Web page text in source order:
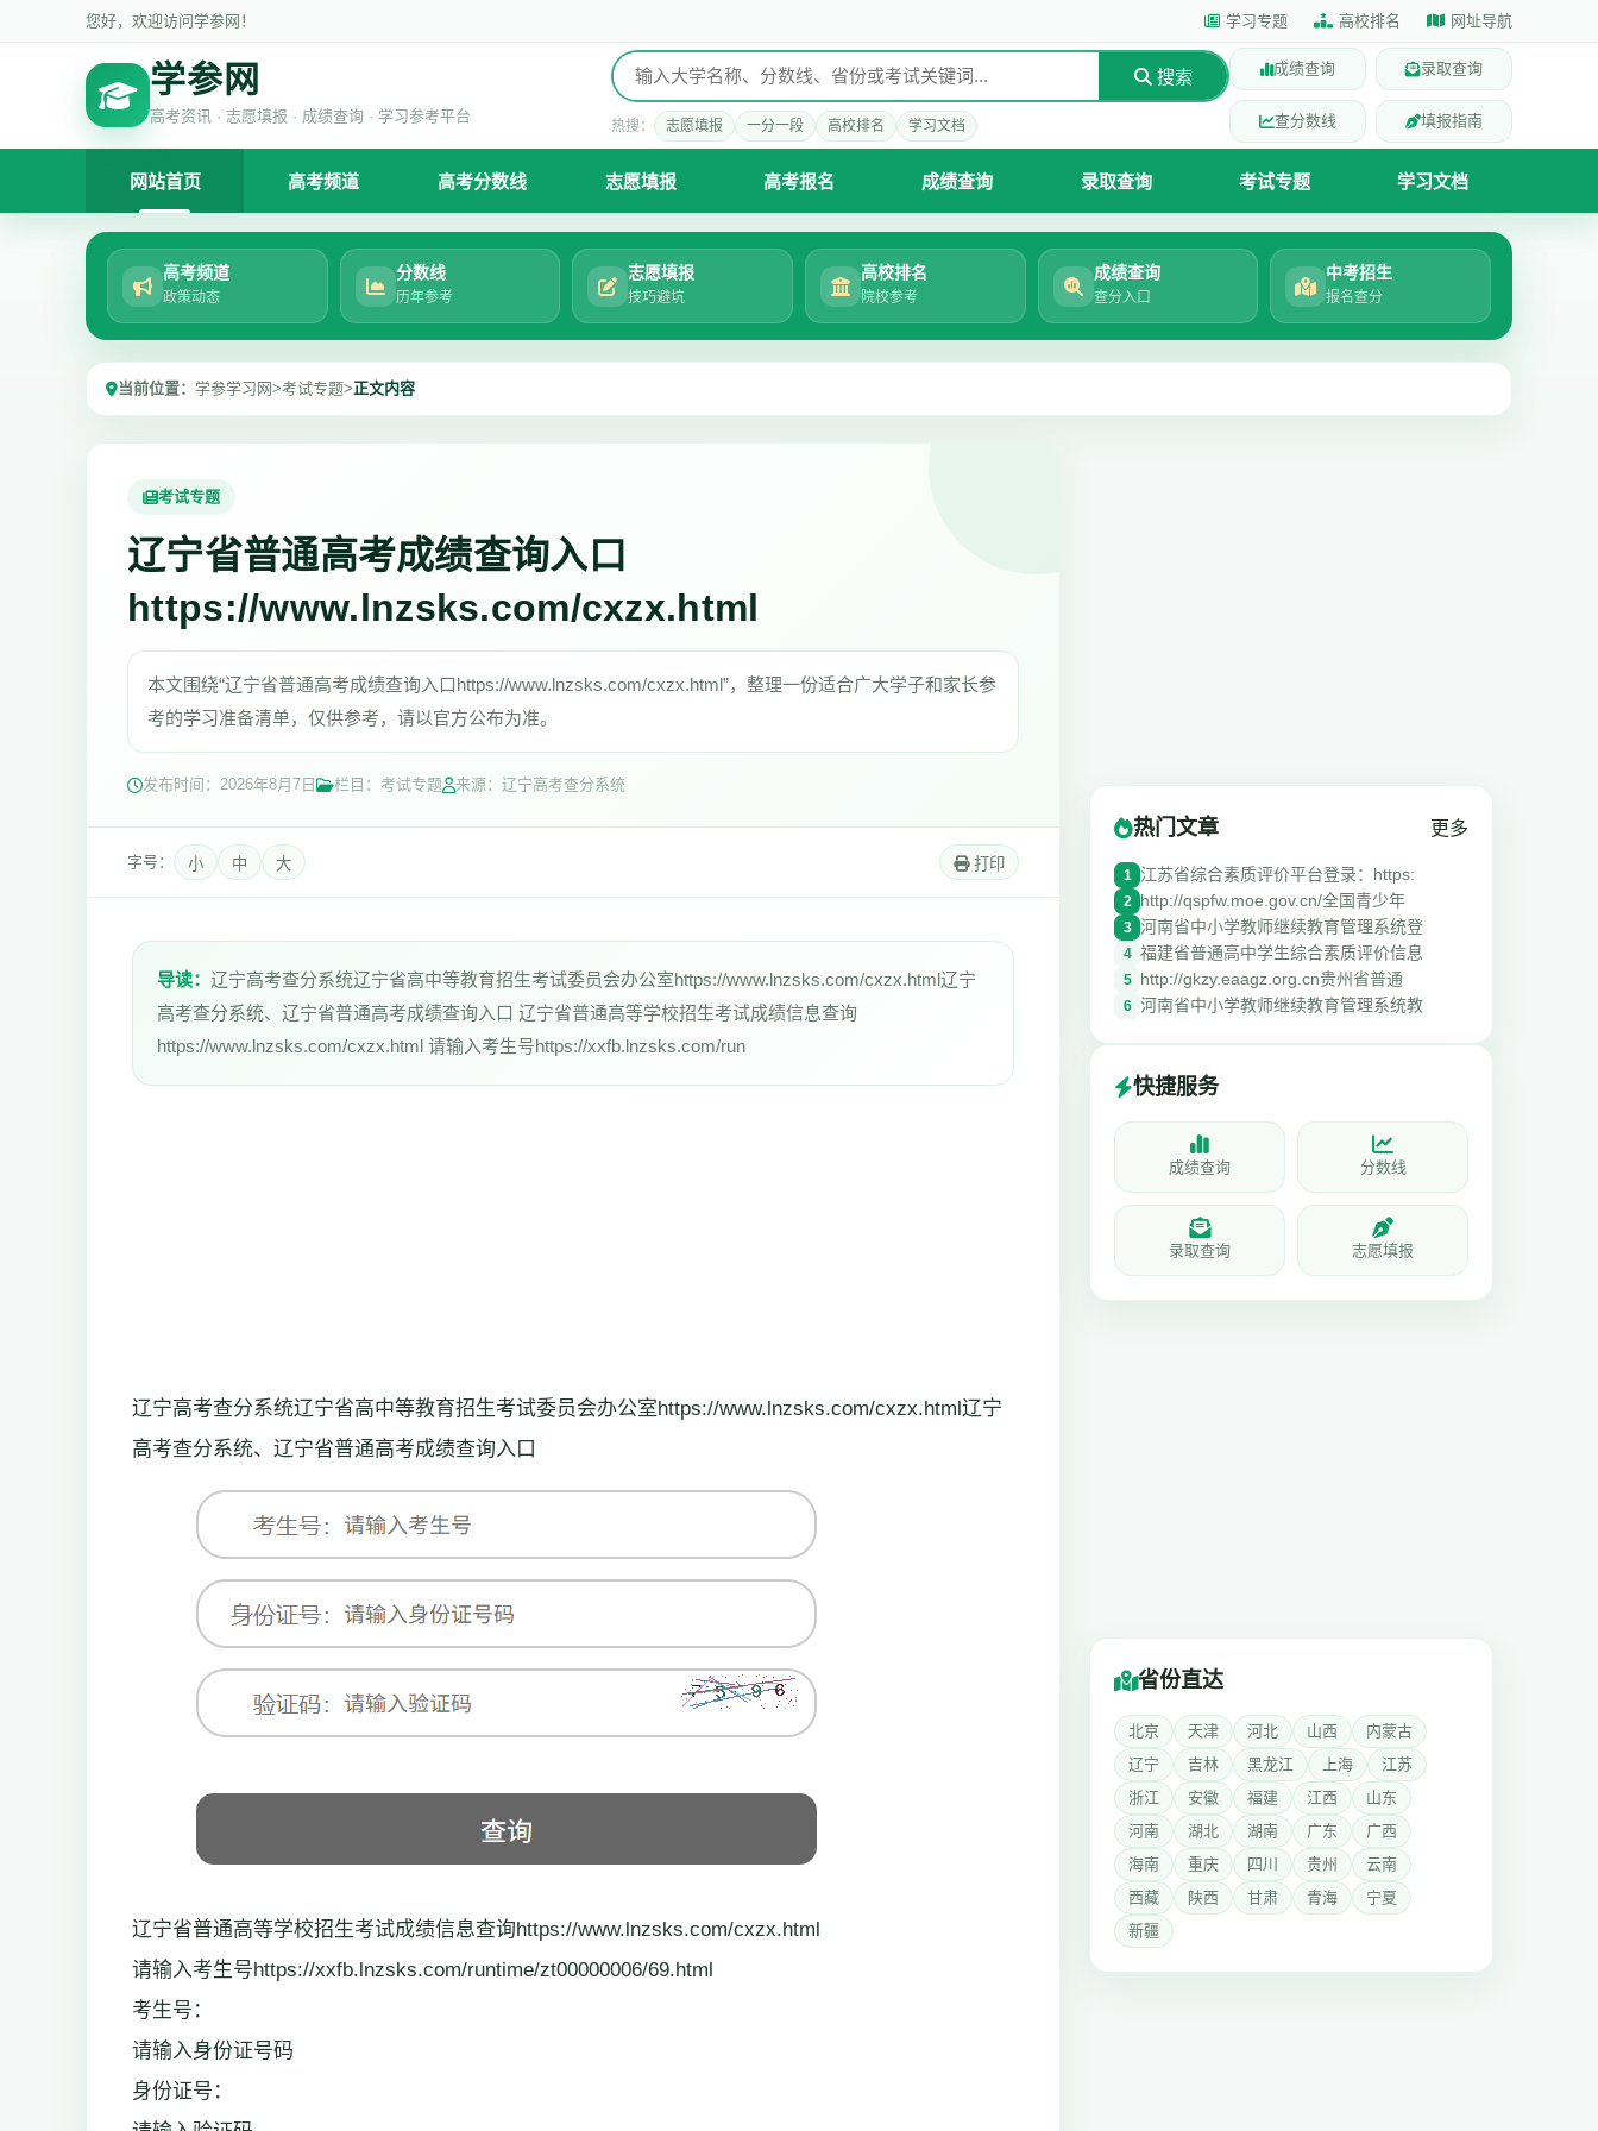
您好，欢迎访问学参网！ 学习专题 高校排名 网址导航
学参网
高考资讯 · 志愿填报 · 成绩查询 · 学习参考平台
搜索
热搜： 志愿填报 一分一段 高校排名 学习文档
成绩查询 录取查询
查分数线 填报指南
网站首页 高考频道 高考分数线 志愿填报 高考报名 成绩查询 录取查询 考试专题 学习文档
高考频道
政策动态
分数线
历年参考
志愿填报
技巧避坑
高校排名
院校参考
成绩查询
查分入口
中考招生
报名查分
当前位置： 学参学习网>考试专题>正文内容
考试专题
辽宁省普通高考成绩查询入口
https://www.lnzsks.com/cxzx.html
本文围绕“辽宁省普通高考成绩查询入口https://www.lnzsks.com/cxzx.html”，整理一份适合广大学子和家长参
考的学习准备清单，仅供参考，请以官方公布为准。
发布时间： 2026年8月7日 栏目：考试专题 来源：辽宁高考查分系统
字号： 小 中 大 打印
导读： 辽宁高考查分系统辽宁省高中等教育招生考试委员会办公室https://www.lnzsks.com/cxzx.html辽宁
高考查分系统、辽宁省普通高考成绩查询入口 辽宁省普通高等学校招生考试成绩信息查询
https://www.lnzsks.com/cxzx.html 请输入考生号https://xxfb.lnzsks.com/run
辽宁高考查分系统辽宁省高中等教育招生考试委员会办公室https://www.lnzsks.com/cxzx.html辽宁
高考查分系统、辽宁省普通高考成绩查询入口
辽宁省普通高等学校招生考试成绩信息查询https://www.lnzsks.com/cxzx.html
请输入考生号https://xxfb.lnzsks.com/runtime/zt00000006/69.html
考生号：
请输入身份证号码
身份证号：
热门文章 更多
1 江苏省综合素质评价平台登录：https:
2 http://qspfw.moe.gov.cn/全国青少年
3 河南省中小学教师继续教育管理系统登
4 福建省普通高中学生综合素质评价信息
5 http://gkzy.eaagz.org.cn贵州省普通
6 河南省中小学教师继续教育管理系统教
快捷服务
成绩查询 分数线
录取查询 志愿填报
省份直达
北京 天津 河北 山西
内蒙古
辽宁
吉林 黑龙江 上海
江苏
浙江
安徽 福建 江西
山东
河南
湖北 湖南 广东
广西
海南
重庆 四川 贵州
云南
西藏
陕西 甘肃 青海
宁夏
新疆